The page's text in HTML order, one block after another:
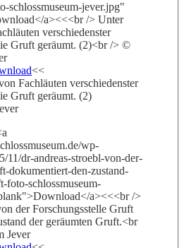
<<
Fachläuten verschiedenster
Gruft geräumt. (2)